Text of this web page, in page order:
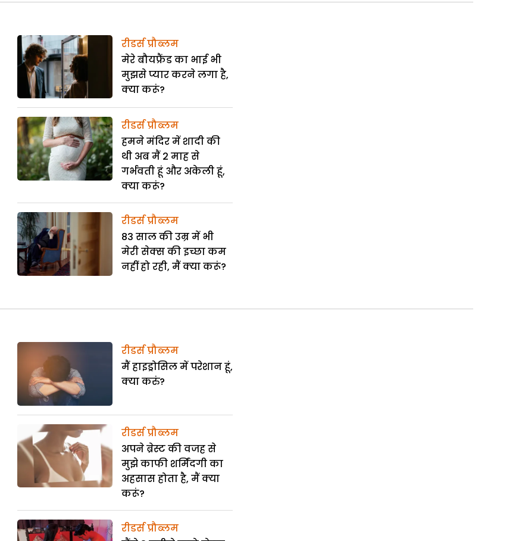
रीडर्स प्रौब्लम
मेरे बौयफ्रैंड का भाई भी
मुझसे प्यार करने लगा है,
क्या करूं?
रीडर्स प्रौब्लम
हमने मंदिर में शादी की
थी अब मैं 2 माह से
गर्भवती हूं और अकेली हूं,
क्या करूं?
रीडर्स प्रौब्लम
83 साल की उम्र में भी
मेरी सेक्स की इच्छा कम
नहीं हो रही, मैं क्या करूं?
रीडर्स प्रौब्लम
मैं हाइड्रोसिल में परेशान हूं,
क्या करुं?
रीडर्स प्रौब्लम
अपने ब्रेस्ट की वजह से
मुझे काफी शर्मिंदगी का
अहसास होता है, मैं क्या
करूं?
रीडर्स प्रौब्लम